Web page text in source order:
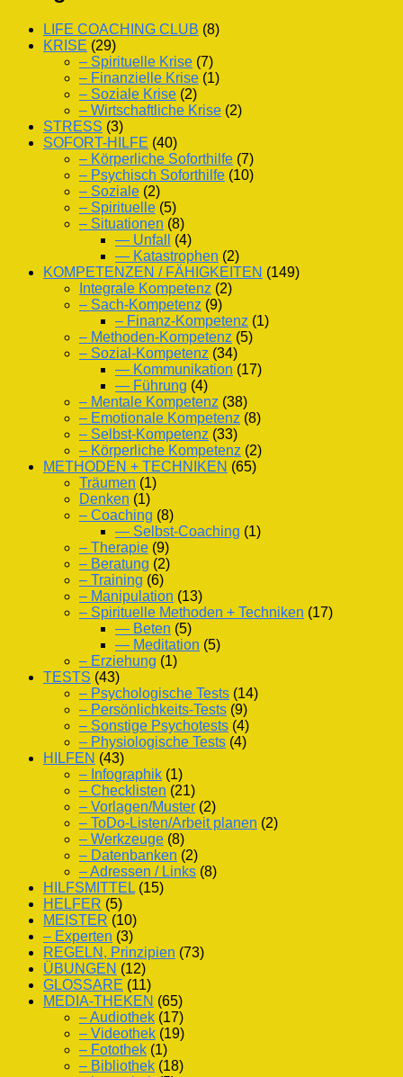
LIFE COACHING CLUB (8)
KRISE (29)
– Spirituelle Krise (7)
– Finanzielle Krise (1)
– Soziale Krise (2)
– Wirtschaftliche Krise (2)
STRESS (3)
SOFORT-HILFE (40)
– Körperliche Soforthilfe (7)
– Psychisch Soforthilfe (10)
– Soziale (2)
– Spirituelle (5)
– Situationen (8)
— Unfall
(4)
— Katastrophen (2)
KOMPETENZEN / FÄHIGKEITEN (149)
Integrale Kompetenz (2)
– Sach-Kompetenz (9)
– Finanz-Kompetenz (1)
– Methoden-Kompetenz (5)
– Sozial-Kompetenz (34)
— Kommunikation (17)
— Führung (4)
– Mentale Kompetenz (38)
– Emotionale Kompetenz (8)
– Selbst-Kompetenz (33)
– Körperliche Kompetenz (2)
METHODEN + TECHNIKEN (65)
Träumen (1)
Denken (1)
– Coaching (8)
— Selbst-Coaching (1)
– Therapie (9)
– Beratung (2)
– Training (6)
– Manipulation (13)
– Spirituelle Methoden + Techniken (17)
— Beten (5)
— Meditation (5)
– Erziehung (1)
TESTS (43)
– Psychologische Tests (14)
– Persönlichkeits-Tests (9)
– Sonstige Psychotests (4)
– Physiologische Tests (4)
HILFEN (43)
– Infographik (1)
– Checklisten (21)
– Vorlagen/Muster (2)
– ToDo-Listen/Arbeit planen (2)
– Werkzeuge (8)
– Datenbanken (2)
– Adressen / Links (8)
HILFSMITTEL (15)
HELFER (5)
MEISTER (10)
– Experten (3)
REGELN, Prinzipien (73)
ÜBUNGEN (12)
GLOSSARE (11)
MEDIA-THEKEN (65)
– Audiothek (17)
– Videothek (19)
– Fotothek (1)
– Bibliothek (18)